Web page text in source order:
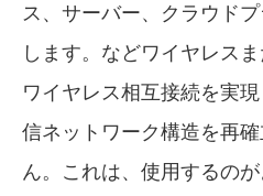
ス、サーバー、クラウド
します。などワイヤレス
ワイヤレス相互接続を実
信ネットワーク構造を再
ん。これは、使用するの